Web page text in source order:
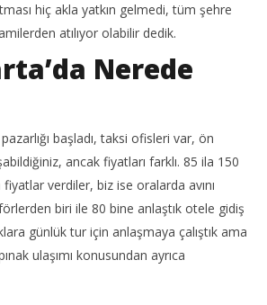
hiç akla yatkın gelmedi, tüm şehre
atılıyor olabilir dedik.
Nerede
başladı, taksi ofisleri var, ön
ancak fiyatları farklı. 85 ila 150
verdiler, biz ise oralarda avını
biri ile 80 bine anlaştık otele gidiş
günlük tur için anlaşmaya çalıştık ama
ulaşımı konusundan ayrıca